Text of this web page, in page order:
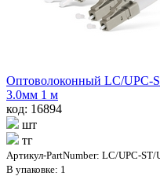
Оптоволоконный LC/UPC-
3.0мм 1 м
код: 16894
шт
тг
Артикул-PartNumber: LC/UPC-
В упаковке: 1